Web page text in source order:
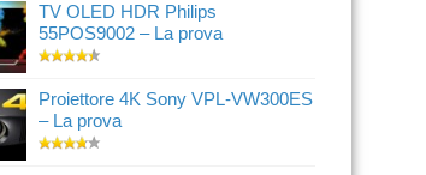
TV OLED HDR Philips
55POS9002 – La prova
Proiettore 4K Sony VPL-VW300ES
– La prova